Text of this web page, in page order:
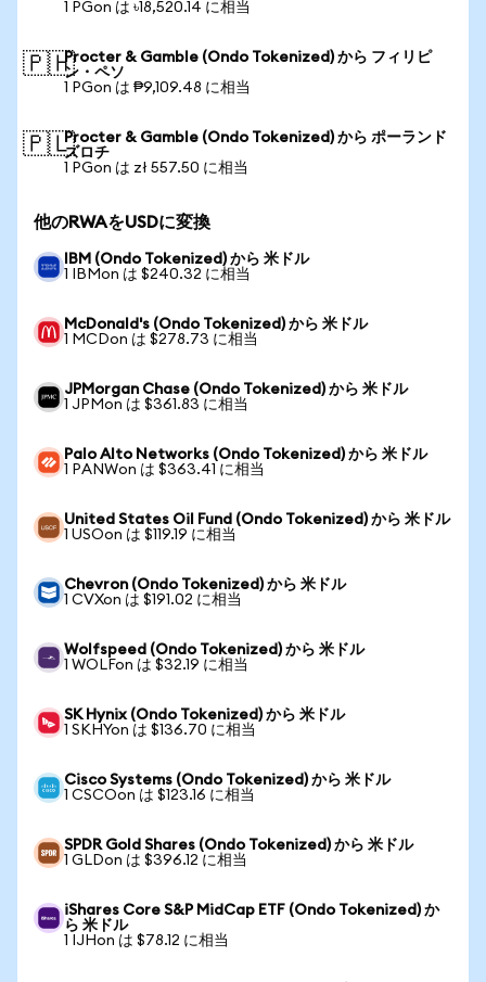
1 PGon は ৳18,520.14 に相当
🇵🇭Procter & Gamble (Ondo Tokenized) から フィリピ
ン・ペソ
1 PGon は ₱9,109.48 に相当
🇵🇱Procter & Gamble (Ondo Tokenized) から ポーランド
ズロチ
1 PGon は zł 557.50 に相当
他のRWAをUSDに変換
IBM (Ondo Tokenized) から 米ドル
1 IBMon は $240.32 に相当
McDonald's (Ondo Tokenized) から 米ドル
1 MCDon は $278.73 に相当
JPMorgan Chase (Ondo Tokenized) から 米ドル
1 JPMon は $361.83 に相当
Palo Alto Networks (Ondo Tokenized) から 米ドル
1 PANWon は $363.41 に相当
United States Oil Fund (Ondo Tokenized) から 米ドル
1 USOon は $119.19 に相当
Chevron (Ondo Tokenized) から 米ドル
1 CVXon は $191.02 に相当
Wolfspeed (Ondo Tokenized) から 米ドル
1 WOLFon は $32.19 に相当
SK Hynix (Ondo Tokenized) から 米ドル
1 SKHYon は $136.70 に相当
Cisco Systems (Ondo Tokenized) から 米ドル
1 CSCOon は $123.16 に相当
SPDR Gold Shares (Ondo Tokenized) から 米ドル
1 GLDon は $396.12 に相当
iShares Core S&P MidCap ETF (Ondo Tokenized) か
ら 米ドル
1 IJHon は $78.12 に相当